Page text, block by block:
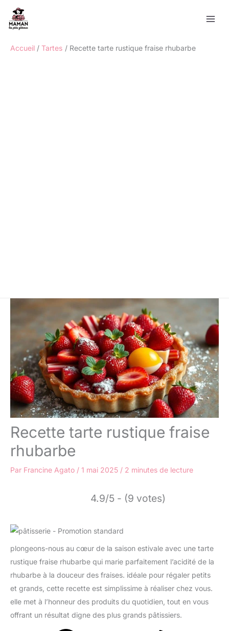
contenu
Accueil
Tartes Recette tarte rustique fraise rhubarbe
Recette tarte rustique fraise
rhubarbe
Par Francine Agato / 1 mai 2025 / 2 minutes de lecture
4.9/5 - (9 votes)
plongeons-nous au cœur de la saison estivale avec une tarte
rustique fraise rhubarbe qui marie parfaitement l’acidité de la
rhubarbe à la douceur des fraises. idéale pour régaler petits
et grands, cette recette est simplissime à réaliser chez vous.
elle met à l’honneur des produits du quotidien, tout en vous
offrant un résultat digne des plus grands pâtissiers.
Rechercher